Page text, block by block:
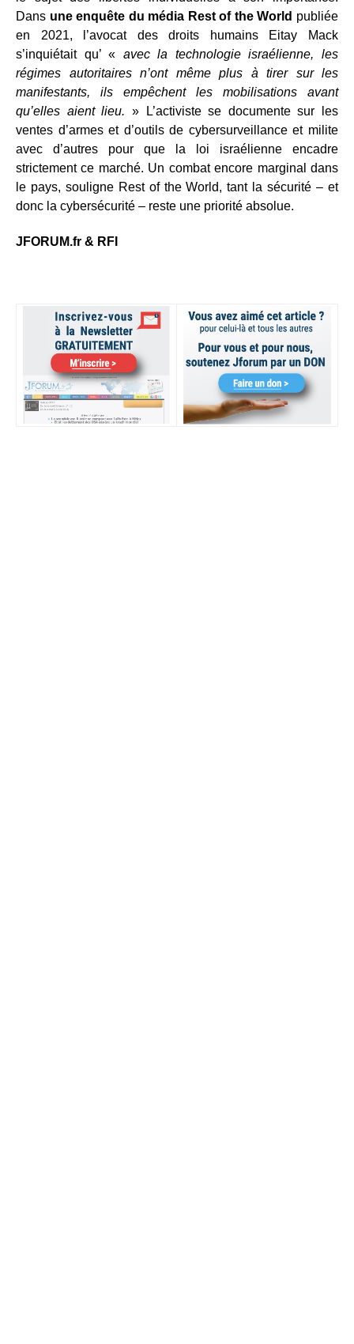
Dans une enquête du média Rest of the World publiée
en 2021, l’avocat des droits humains Eitay Mack
s’inquiétait qu’ « avec la technologie israélienne, les
régimes autoritaires n’ont même plus à tirer sur les
manifestants, ils empêchent les mobilisations avant
qu’elles aient lieu. » L’activiste se documente sur les
ventes d’armes et d’outils de cybersurveillance et milite
avec d’autres pour que la loi israélienne encadre
strictement ce marché. Un combat encore marginal dans
le pays, souligne Rest of the World, tant la sécurité – et
donc la cybersécurité – reste une priorité absolue.
JFORUM.fr & RFI